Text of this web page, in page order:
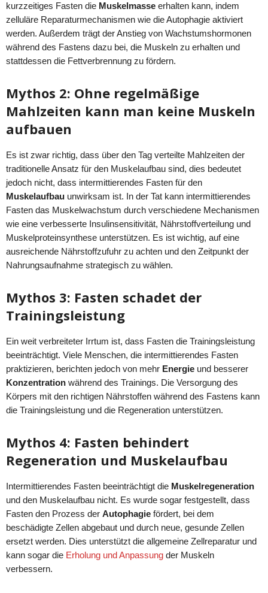
kurzzeitiges Fasten die Muskelmasse erhalten kann, indem
zelluläre Reparaturmechanismen wie die Autophagie aktiviert
werden. Außerdem trägt der Anstieg von Wachstumshormonen
während des Fastens dazu bei, die Muskeln zu erhalten und
stattdessen die Fettverbrennung zu fördern.
Mythos 2: Ohne regelmäßige
Mahlzeiten kann man keine Muskeln
aufbauen
Es ist zwar richtig, dass über den Tag verteilte Mahlzeiten der
traditionelle Ansatz für den Muskelaufbau sind, dies bedeutet
jedoch nicht, dass intermittierendes Fasten für den
Muskelaufbau unwirksam ist. In der Tat kann intermittierendes
Fasten das Muskelwachstum durch verschiedene Mechanismen
wie eine verbesserte Insulinsensitivität, Nährstoffverteilung und
Muskelproteinsynthese unterstützen. Es ist wichtig, auf eine
ausreichende Nährstoffzufuhr zu achten und den Zeitpunkt der
Nahrungsaufnahme strategisch zu wählen.
Mythos 3: Fasten schadet der
Trainingsleistung
Ein weit verbreiteter Irrtum ist, dass Fasten die Trainingsleistung
beeinträchtigt. Viele Menschen, die intermittierendes Fasten
praktizieren, berichten jedoch von mehr Energie und besserer
Konzentration während des Trainings. Die Versorgung des
Körpers mit den richtigen Nährstoffen während des Fastens kann
die Trainingsleistung und die Regeneration unterstützen.
Mythos 4: Fasten behindert
Regeneration und Muskelaufbau
Intermittierendes Fasten beeinträchtigt die Muskelregeneration
und den Muskelaufbau nicht. Es wurde sogar festgestellt, dass
Fasten den Prozess der Autophagie fördert, bei dem
beschädigte Zellen abgebaut und durch neue, gesunde Zellen
ersetzt werden. Dies unterstützt die allgemeine Zellreparatur und
kann sogar die Erholung und Anpassung der Muskeln
verbessern.